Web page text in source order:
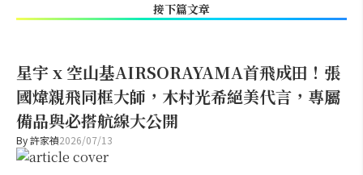
接下篇文章
星宇 x 空山基AIRSORAYAMA首飛成田！張
國煒親飛同框大師，木村光希絕美代言，專屬
備品與必搭航線大公開
By許家禎2026/07/13